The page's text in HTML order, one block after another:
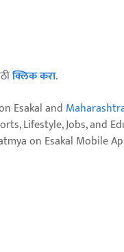
क्लिक करा.
Esakal and
Lifestyle, Jobs, and
batmya on Esakal